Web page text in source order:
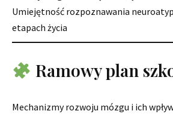
Umiejętność rozpoznawania
etapach życia
Ramowy plan
Mechanizmy rozwoju mózgu i ich